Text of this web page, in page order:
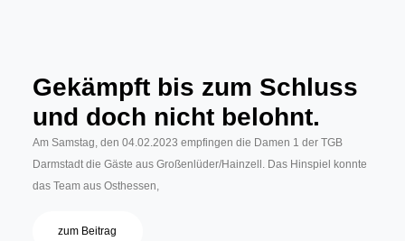
Gekämpft bis zum Schluss
und doch nicht belohnt.
Am Samstag, den 04.02.2023 empfingen die Damen 1 der TGB
Darmstadt die Gäste aus Großenlüder/Hainzell. Das Hinspiel konnte
das Team aus Osthessen,
zum Beitrag